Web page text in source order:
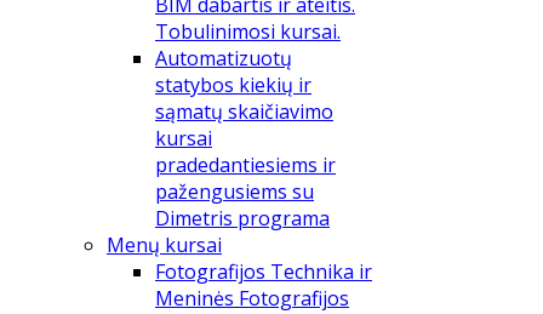
Tobulinimosi kursai.
Automatizuotų
statybos kiekių ir
sąmatų skaičiavimo
kursai
pradedantiesiems ir
pažengusiems su
Dimetris programa
Menų kursai
Fotografijos Technika ir
Meninės Fotografijos